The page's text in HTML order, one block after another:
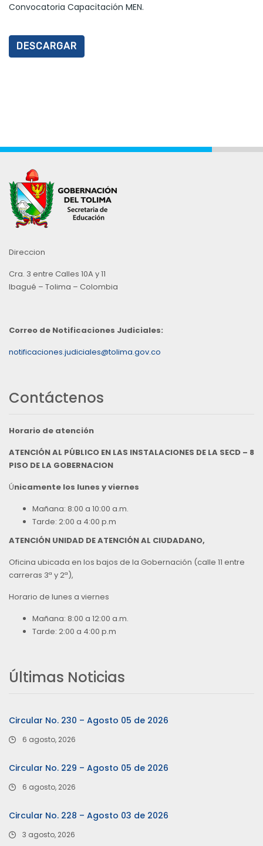
Convocatoria Capacitación MEN.
DESCARGAR
Direccion
Cra. 3 entre Calles 10A y 11
Ibagué – Tolima – Colombia
Correo de Notificaciones Judiciales:
notificaciones.judiciales@tolima.gov.co
Contáctenos
Horario de atención
ATENCIÓN AL PÚBLICO EN LAS INSTALACIONES DE LA SECD – 8
PISO DE LA GOBERNACION
Únicamente los lunes y viernes
Mañana: 8:00 a 10:00 a.m.
Tarde: 2:00 a 4:00 p.m
ATENCIÓN UNIDAD DE ATENCIÓN AL CIUDADANO,
Oficina ubicada en los bajos de la Gobernación (calle 11 entre
carreras 3ª y 2ª),
Horario de lunes a viernes
Mañana: 8:00 a 12:00 a.m.
Tarde: 2:00 a 4:00 p.m
Últimas Noticias
Circular No. 230 – Agosto 05 de 2026
6 agosto, 2026
Circular No. 229 – Agosto 05 de 2026
6 agosto, 2026
Circular No. 228 – Agosto 03 de 2026
3 agosto, 2026